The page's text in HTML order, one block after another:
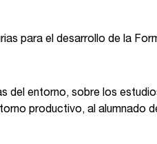
para el desarrollo de la
del entorno, sobre los
productivo, al alumnado